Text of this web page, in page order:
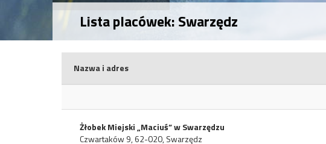
Lista placówek: Swarzędz
Nazwa i adres
Żłobek Miejski „Maciuś” w Swarzędzu
Czwartaków 9, 62-020, Swarzędz